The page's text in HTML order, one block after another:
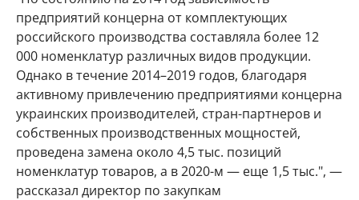
предприятий концерна от комплектующих
российского производства составляла более 12
000 номенклатур различных видов продукции.
Однако в течение 2014–2019 годов, благодаря
активному привлечению предприятиями концерна
украинских производителей, стран-партнеров и
собственных производственных мощностей,
проведена замена около 4,5 тыс. позиций
номенклатур товаров, а в 2020-м — еще 1,5 тыс.", —
рассказал директор по закупкам